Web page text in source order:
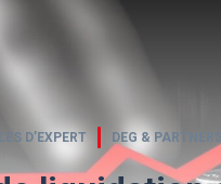
D’EXPERT DEG &